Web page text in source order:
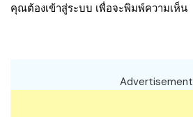
คุณต้องเข้าสู่ระบบ เพื่อจะพิมพ์ความเห็น
Advertisement